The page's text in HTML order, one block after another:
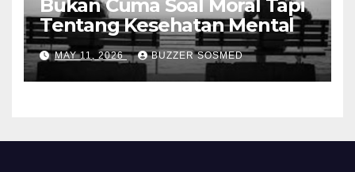
Bukan Cuma Soal Moral Tapi
Tentang Kesehatan Mental
MAY 11, 2026 BUZZER SOSMED